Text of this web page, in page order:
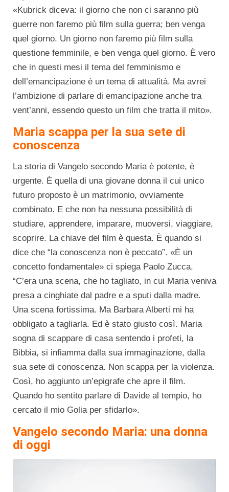
«Kubrick diceva: il giorno che non ci saranno più
guerre non faremo più film sulla guerra; ben venga
quel giorno. Un giorno non faremo più film sulla
questione femminile, e ben venga quel giorno. È vero
che in questi mesi il tema del femminismo e
dell’emancipazione è un tema di attualità. Ma avrei
l’ambizione di parlare di emancipazione anche tra
vent’anni, essendo questo un film che tratta il mito».
Maria scappa per la sua sete di
conoscenza
La storia di Vangelo secondo Maria è potente, è
urgente. È quella di una giovane donna il cui unico
futuro proposto è un matrimonio, ovviamente
combinato. E che non ha nessuna possibilità di
studiare, apprendere, imparare, muoversi, viaggiare,
scoprire. La chiave del film è questa. È quando si
dice che “la conoscenza non è peccato”. «È un
concetto fondamentale» ci spiega Paolo Zucca.
“C’era una scena, che ho tagliato, in cui Maria veniva
presa a cinghiate dal padre e a sputi dalla madre.
Una scena fortissima. Ma Barbara Alberti mi ha
obbligato a tagliarla. Ed è stato giusto così. Maria
sogna di scappare di casa sentendo i profeti, la
Bibbia, si infiamma dalla sua immaginazione, dalla
sua sete di conoscenza. Non scappa per la violenza.
Così, ho aggiunto un’epigrafe che apre il film.
Quando ho sentito parlare di Davide al tempio, ho
cercato il mio Golia per sfidarlo».
Vangelo secondo Maria: una donna
di oggi